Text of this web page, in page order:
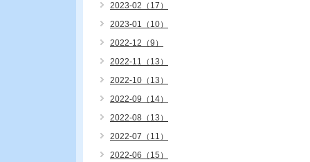
2023-02（17）
2023-01（10）
2022-12（9）
2022-11（13）
2022-10（13）
2022-09（14）
2022-08（13）
2022-07（11）
2022-06（15）